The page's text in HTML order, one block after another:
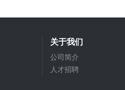
关于我们
公司简介
人才招聘